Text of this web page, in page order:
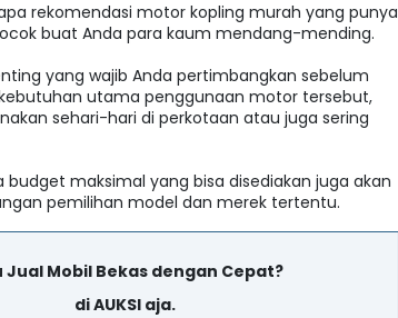
rekomendasi motor kopling murah yang punya
buat Anda para kaum mendang-mending.
yang wajib Anda pertimbangkan sebelum
utama penggunaan motor tersebut,
sehari-hari di perkotaan atau juga sering
budget maksimal yang bisa disediakan juga akan
pemilihan model dan merek tertentu.
Jual Mobil Bekas dengan Cepat?
di AUKSI aja.